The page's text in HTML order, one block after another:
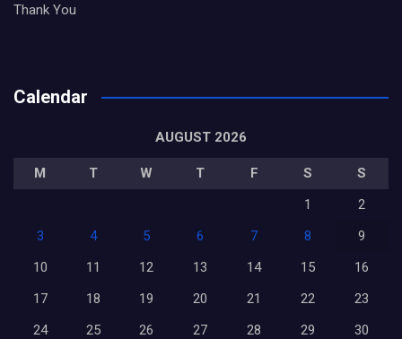
Thank You
Calendar
AUGUST 2026
M T W T F S
S
1
2
3
4 5 6 7 8
9
10
11 12 13 14 15
16
17
18 19 20 21 22
23
24
25 26 27 28 29
30